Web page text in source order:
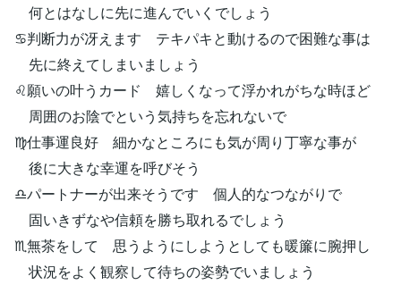
何とはなしに先に進んでいくでしょう
♋判断力が冴えます テキパキと動けるので困難な事は
先に終えてしまいましょう
♌願いの叶うカード 嬉しくなって浮かれがちな時ほど
周囲のお陰でという気持ちを忘れないで
♍仕事運良好 細かなところにも気が周り丁寧な事が
後に大きな幸運を呼びそう
♎パートナーが出来そうです 個人的なつながりで
固いきずなや信頼を勝ち取れるでしょう
♏無茶をして 思うようにしようとしても暖簾に腕押し
状況をよく観察して待ちの姿勢でいましょう